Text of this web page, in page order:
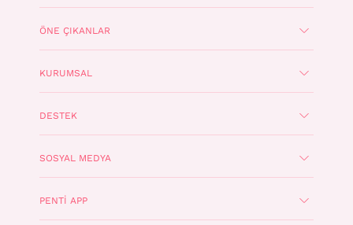
ÖNE ÇIKANLAR
KURUMSAL
DESTEK
SOSYAL MEDYA
PENTI APP